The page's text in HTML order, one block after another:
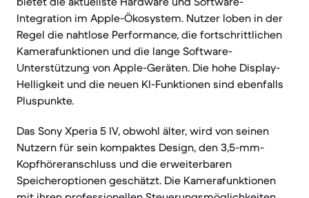
Integration im Apple-Ökosystem. Nutzer loben in der
Regel die nahtlose Performance, die fortschrittlichen
Kamerafunktionen und die lange Software-
Unterstützung von Apple-Geräten. Die hohe Display-
Helligkeit und die neuen KI-Funktionen sind ebenfalls
Pluspunkte.
Das Sony Xperia 5 IV, obwohl älter, wird von seinen
Nutzern für sein kompaktes Design, den 3,5-mm-
Kopfhöreranschluss und die erweiterbaren
Speicheroptionen geschätzt. Die Kamerafunktionen